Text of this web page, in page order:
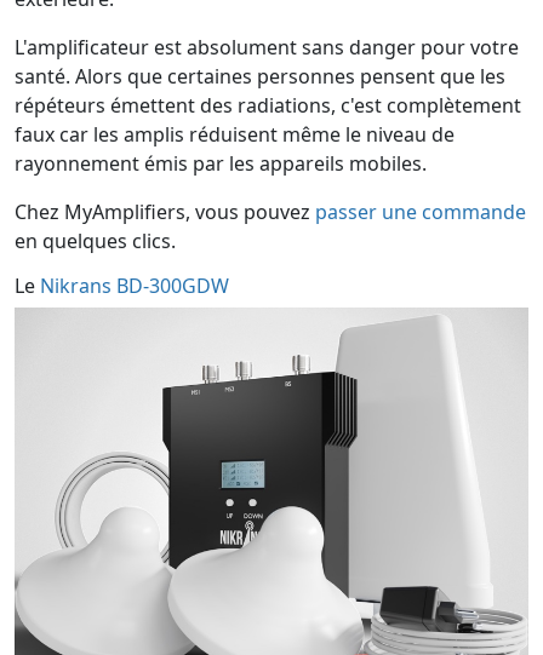
L'amplificateur est absolument sans danger pour votre
santé. Alors que certaines personnes pensent que les
répéteurs émettent des radiations, c'est complètement
faux car les amplis réduisent même le niveau de
rayonnement émis par les appareils mobiles.
Chez MyAmplifiers, vous pouvez passer une commande
en quelques clics.
Le Nikrans BD-300GDW